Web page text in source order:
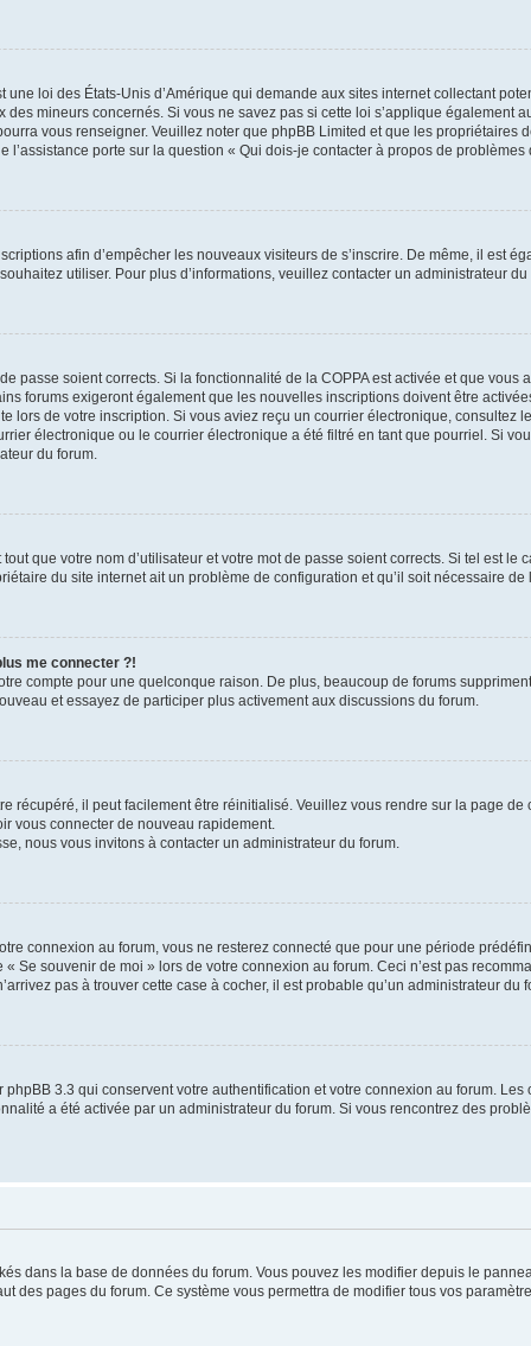
une loi des États-Unis d’Amérique qui demande aux sites internet collectant
mineurs concernés. Si vous ne savez pas si cette loi s’applique également
vous renseigner. Veuillez noter que phpBB Limited et que les propriétaires
porte sur la question « Qui dois-je contacter à propos de problèmes
afin d’empêcher les nouveaux visiteurs de s’inscrire. De même, il est
utiliser. Pour plus d’informations, veuillez contacter un administrateur du
passe soient corrects. Si la fonctionnalité de la COPPA est activée et que
forums exigeront également que les nouvelles inscriptions doivent être
lors de votre inscription. Si vous aviez reçu un courrier électronique, consultez
électronique ou le courrier électronique a été filtré en tant que pourriel. Si
du forum.
que votre nom d’utilisateur et votre mot de passe soient corrects. Si tel est
du site internet ait un problème de configuration et qu’il soit nécessaire de
me connecter ?!
compte pour une quelconque raison. De plus, beaucoup de forums
et essayez de participer plus activement aux discussions du forum.
récupéré, il peut facilement être réinitialisé. Veuillez vous rendre sur la page
vous connecter de nouveau rapidement.
nous vous invitons à contacter un administrateur du forum.
connexion au forum, vous ne resterez connecté que pour une période
Se souvenir de moi » lors de votre connexion au forum. Ceci n’est pas
pas à trouver cette case à cocher, il est probable qu’un administrateur du
3.3 qui conservent votre authentification et votre connexion au forum.
a été activée par un administrateur du forum. Si vous rencontrez des
dans la base de données du forum. Vous pouvez les modifier depuis le
des pages du forum. Ce système vous permettra de modifier tous vos